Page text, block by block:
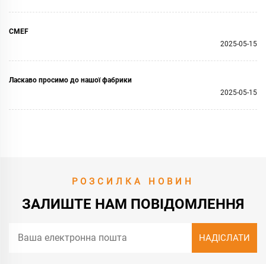
CMEF
2025-05-15
Ласкаво просимо до нашої фабрики
2025-05-15
РОЗСИЛКА НОВИН
ЗАЛИШТЕ НАМ ПОВІДОМЛЕННЯ